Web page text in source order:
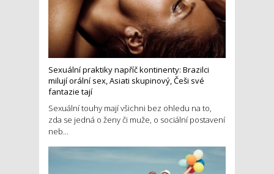
Sexuální praktiky napříč kontinenty: Brazilci
milují orální sex, Asiati skupinový, Češi své
fantazie tají
Sexuální touhy mají všichni bez ohledu na to,
zda se jedná o ženy či muže, o sociální postavení
neb...